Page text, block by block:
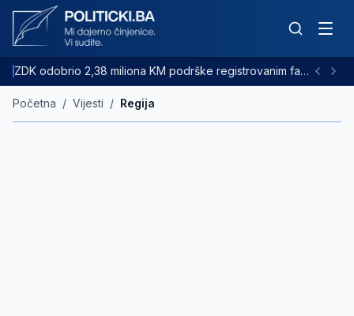
ZDK odobrio 2,38 miliona KM podrške registrovanim farmama goveda
Početna / Vijesti / Regija